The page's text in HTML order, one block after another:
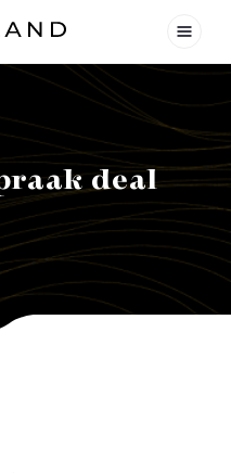
deal